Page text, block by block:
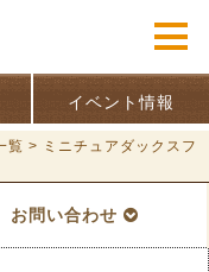
イベント情報
覧 > ミニチュアダックスフ
お問い合わせ